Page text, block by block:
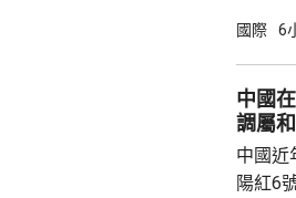
公告指
拓產品實施
美國採
兩用物
國際 6
中國
調屬
中國近
陽紅6